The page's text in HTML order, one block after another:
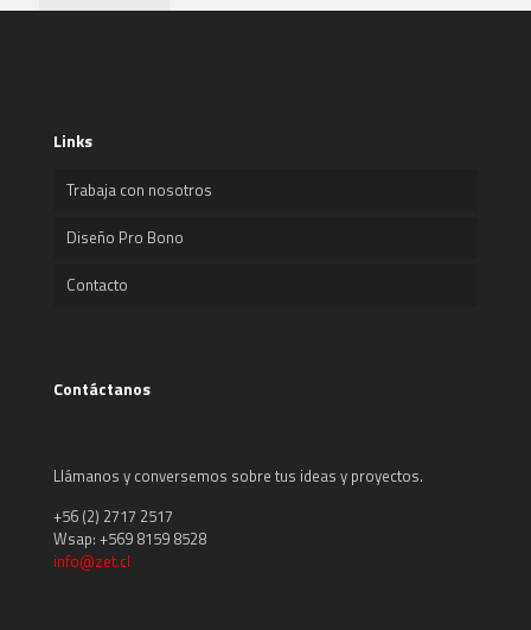
Links
Trabaja con nosotros
Diseño Pro Bono
Contacto
Contáctanos
Llámanos y conversemos sobre tus ideas y proyectos.
+56 (2) 2717 2517
Wsap: +569 8159 8528
info@zet.cl